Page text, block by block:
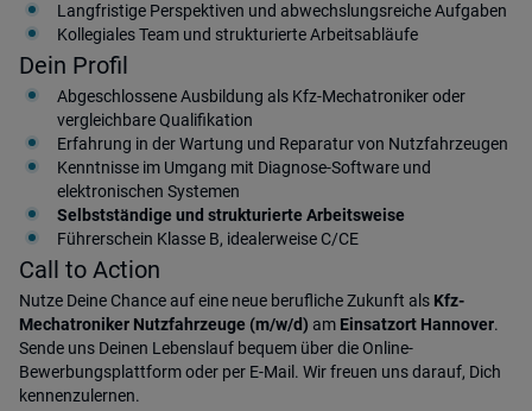
Langfristige Perspektiven und abwechslungsreiche Aufgaben
Kollegiales Team und strukturierte Arbeitsabläufe
Dein Profil
Abgeschlossene Ausbildung als Kfz-Mechatroniker oder
vergleichbare Qualifikation
Erfahrung in der Wartung und Reparatur von Nutzfahrzeugen
Kenntnisse im Umgang mit Diagnose-Software und
elektronischen Systemen
Selbstständige und strukturierte Arbeitsweise
Führerschein Klasse B, idealerweise C/CE
Call to Action
Nutze Deine Chance auf eine neue berufliche Zukunft als Kfz-
Mechatroniker Nutzfahrzeuge (m/w/d) am Einsatzort Hannover.
Sende uns Deinen Lebenslauf bequem über die Online-
Bewerbungsplattform oder per E-Mail. Wir freuen uns darauf, Dich
kennenzulernen.